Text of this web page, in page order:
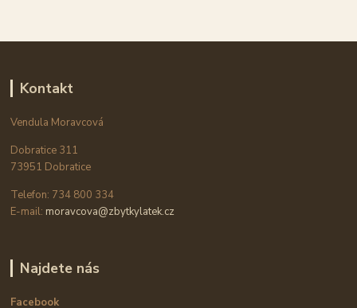
Kontakt
Vendula Moravcová
Dobratice 311
73951 Dobratice
Telefon: 734 800 334
E-mail: moravcova@zbytkylatek.cz
Najdete nás
Facebook